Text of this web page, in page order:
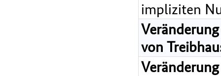
impliziten
von